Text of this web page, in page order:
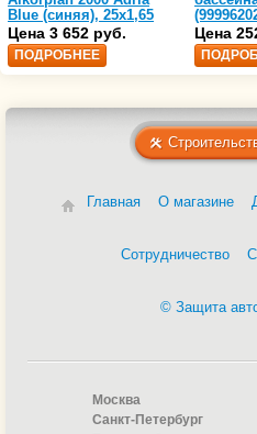
Blue (синяя), 25х1,65
(35216203)
Цена 3 652 руб.
ПОДРОБНЕЕ
Цена
Главная О магазине
Сотрудничество
© Защита
Москва
Санкт-Петербург